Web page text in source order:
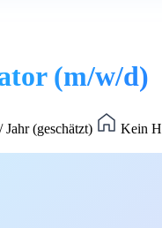
(m/w/d)
(geschätzt)
Kein